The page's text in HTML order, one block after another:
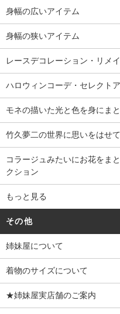
身幅の広いアイテム
身幅の狭いアイテム
レースデコレーション・リメ
ハロウィンコーデ・セレクト
モネの描いた光と色を身にま
竹久夢二の世界に思いをはせて
コラージュみたいにお花をま
クション
もっと見る
その他
姉妹屋について
着物のサイズについて
★姉妹屋実店舗のご案内